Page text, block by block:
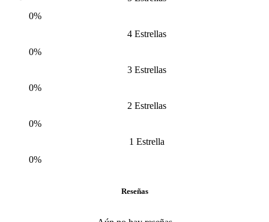
0%
4 Estrellas
0%
3 Estrellas
0%
2 Estrellas
0%
1 Estrella
0%
Reseñas